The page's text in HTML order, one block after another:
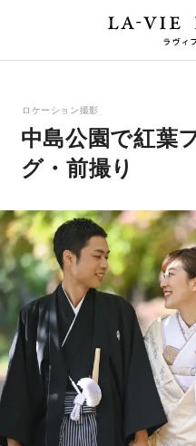
ロケーション撮影
中島公園で紅葉
グ・前撮り